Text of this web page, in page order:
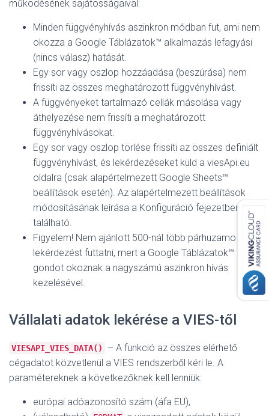
működésének sajátosságaival:
Minden függvényhívás aszinkron módban fut, ami nem
okozza a Google Táblázatok™ alkalmazás lefagyási
(nincs válasz) hatását.
Egy sor vagy oszlop hozzáadása (beszúrása) nem
frissíti az összes meghatározott függvényhívást.
A függvényeket tartalmazó cellák másolása vagy
áthelyezése nem frissíti a meghatározott
függvényhívásokat.
Egy sor vagy oszlop törlése frissíti az összes definiált
függvényhívást, és lekérdezéseket küld a viesApi.eu
oldalra (csak alapértelmezett Google Sheets™
beállítások esetén). Az alapértelmezett beállítások
módosításának leírása a Konfiguráció fejezetben
található.
Figyelem! Nem ajánlott 500-nál több párhuzamos
lekérdezést futtatni, mert a Google Táblázatok™
gondot okoznak a nagyszámú aszinkron hívás
kezelésével.
Vállalati adatok lekérése a VIES-től
VIESAPI_VIES_DATA()
– A funkció az összes elérhető
cégadatot közvetlenül a VIES rendszerből kéri le. A
paramétereknek a következőknek kell lenniük:
európai adóazonosító szám (áfa EU),